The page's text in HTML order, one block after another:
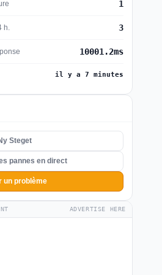
1
h. 3
10001.2ms
il y a 7 minutes
Steget
pannes en direct
un problème
ADVERTISE HERE